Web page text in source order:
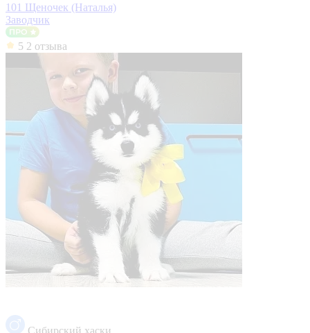
101 Щеночек (Наталья)
Заводчик
5 2 отзыва
Сибирский хаски